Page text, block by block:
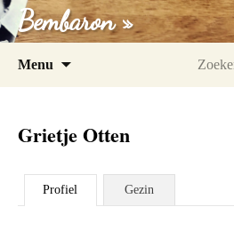
Bembaron »
Menu
Grietje Otten
Profiel Gezin